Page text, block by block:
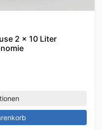
2 x 10 Liter